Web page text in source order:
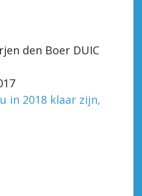
den Boer DUIC
in 2018 klaar zijn,